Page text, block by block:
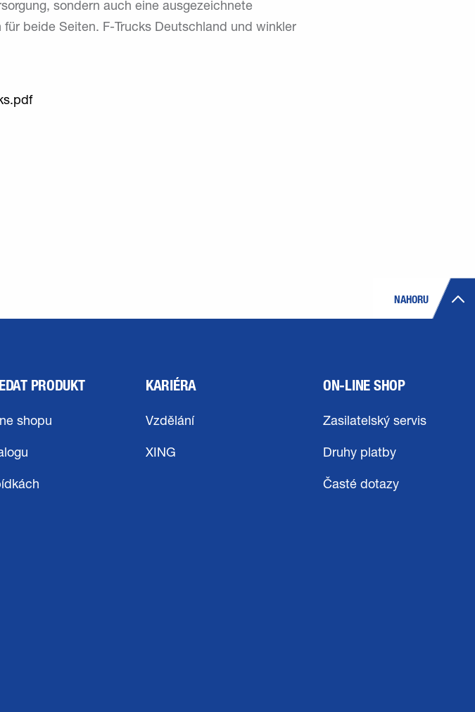
sondern auch eine ausgezeichnete
beide Seiten. F-Trucks Deutschland und winkler
NAHORU
PRODUKT
shopu
KARIÉRA
Vzdělání
XING
ON-LINE SHOP
Zasilatelský servis
Druhy platby
Časté dotazy